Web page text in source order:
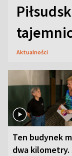
Aktualności
Ten budynek
dwa kilometry.